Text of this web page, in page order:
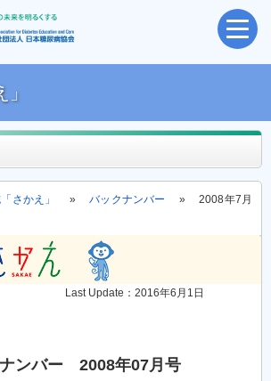
さかえ」 »バックナンバー
» 2008年7月
Last Update：2016年6月1日
ンバー 2008年07月号